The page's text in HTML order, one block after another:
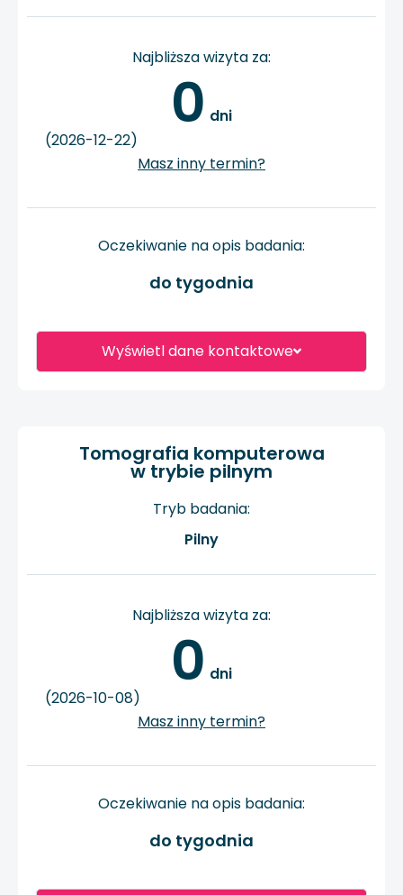
Wyświetl dane kontaktowe
Najbliższa wizyta za:
0 dni
(2026-12-22)
Masz inny termin?
Oczekiwanie na opis badania:
do tygodnia
Tomografia komputerowa
w trybie pilnym
Tryb badania:
Pilny
Najbliższa wizyta za:
0 dni
(2026-10-08)
Masz inny termin?
Oczekiwanie na opis badania:
do tygodnia